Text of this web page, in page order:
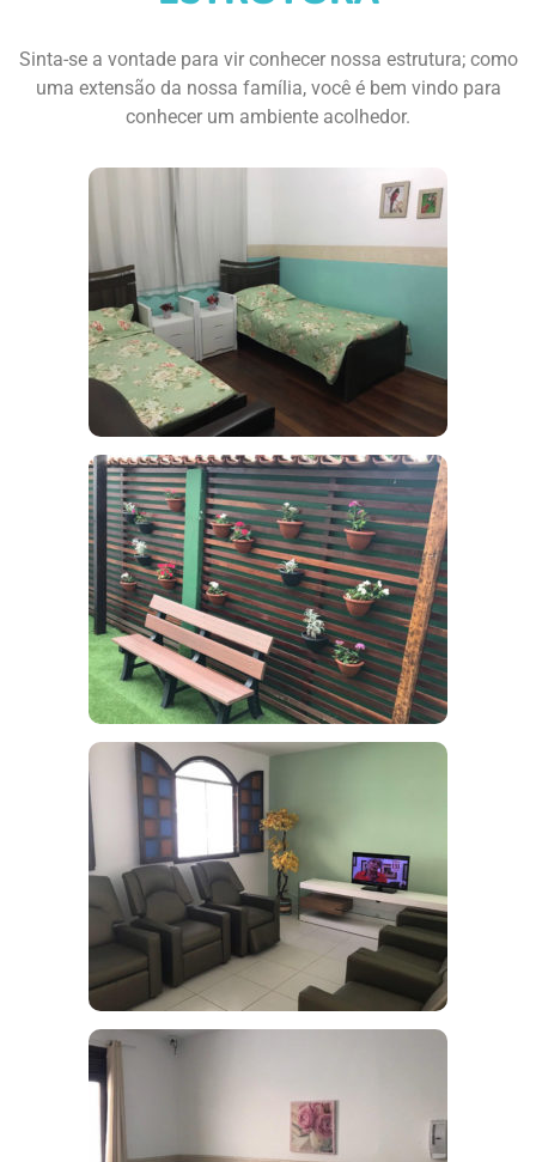
surpreender e
fazer parte da
nossa família!
Sinta-se a vontade para vir conhecer nossa estrutura; como
uma extensão da nossa família, você é bem vindo para
conhecer um ambiente acolhedor.